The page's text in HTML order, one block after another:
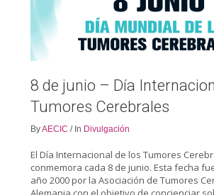
8 de junio – Día
Tumores Cerebrales
ByAECIC / In Divulgación
El Día Internacional de los Tumores
conmemora cada 8 de junio. Esta fecha
año 2000 por la Asociación de Tumores